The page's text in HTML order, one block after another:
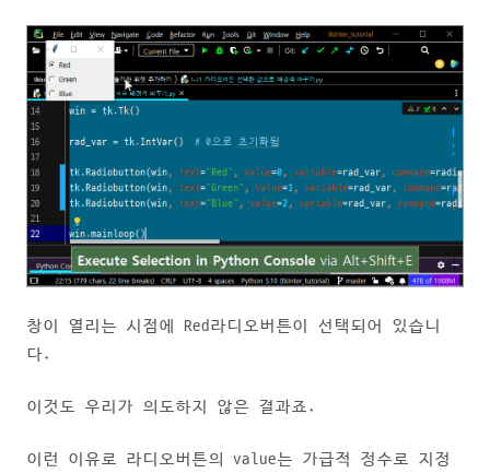
창이 열리는 시점에 Red라디오버튼이 선택되어 있습니
다.
이것도 우리가 의도하지 않은 결과죠.
이런 이유로 라디오버튼의 value는 가급적 정수로 지정